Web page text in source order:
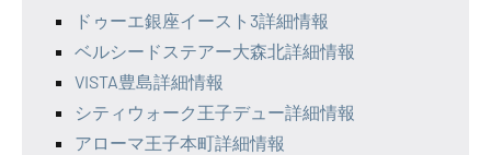
ドゥーエ銀座イースト3詳細情報
ベルシードステアー大森北詳細情報
VISTA豊島詳細情報
シティウォーク王子デュー詳細情報
アローマ王子本町詳細情報